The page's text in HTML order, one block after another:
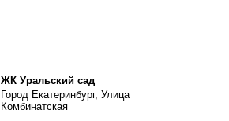
ЖК Уральский сад
Город Екатеринбург, Улица
Комбинатская